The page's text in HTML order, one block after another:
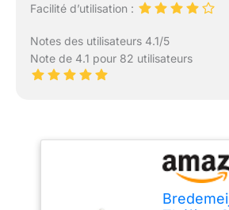
Facilité d’utilisation :
Notes des utilisateurs 4.1/5
Note de 4.1 pour 82 utilisateurs